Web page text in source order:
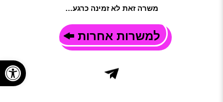
משרה זאת לא זמינה כרגע…
למשרות אחרות